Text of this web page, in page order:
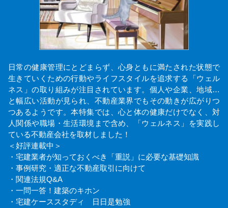
日常の健康管理にとどまらず、心身ともに満たされた状態で
生きていくための行動やライフスタイルを追求する「ウェル
ネス」の取り組みが注目されています。個人や企業、地域…
と幅広い活動が見られ、不動産業界でもその動きが広がりつ
つあるようです。本特集では、心と体の健康だけでなく、対
人関係や職場・生活環境まで含め、「ウェルネス」を実践し
ている不動産会社を取材しました！
＜好評連載中＞
・宅建業者が知っておくべき「重説」に必要な基礎知識
・事例研究・適正な不動産取引に向けて
・関連法規Q&A
・一問一答！建築のキホン
・宅建ケーススタディ 日日是勉強